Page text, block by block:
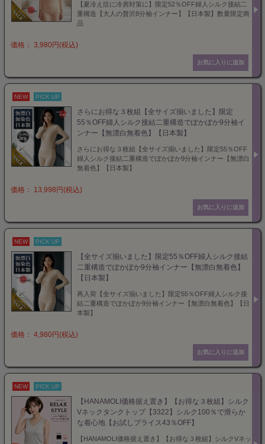
【夏冷え症に冷房対策に】限定52％OFF婦人シルク接結二
重構造【大人の贅沢8分袖インナー】【日本製】数量限定商
品
価格： 3,980円(税込)
NEW PICK UP
さらにお得な３枚組【全サイズ揃いました】限定
55％OFF婦人シルク接結二重構造でぽかぽか9分袖イ
ンナー【無漂白無着色】【日本製】
さらにお得な３枚組【全サイズ揃いました】限定55％OFF
婦人シルク接結二重構造でぽかぽか9分袖インナー【無漂白
無着色】【日本製】
価格： 13,998円(税込)
NEW PICK UP
【全サイズ揃いました】限定55％OFF婦人シルク接結
二重構造でぽかぽか9分袖インナー【無漂白無着色】
【日本製】
再入荷【全サイズ揃いました】限定55％OFF婦人シルク接
結二重構造でぽかぽか9分袖インナー【無漂白無着色】【日
本製】
価格： 4,980円(税込)
NEW PICK UP
【HANAMOLI価格据え置き】【お得な３枚組】シルク
Vネックタンクトップ【3322】シルク100％で滑らか
な着心地【お試しプライス43％OFF】
【HANAMOLI価格据え置き】【お得な３枚組】シルクVネッ